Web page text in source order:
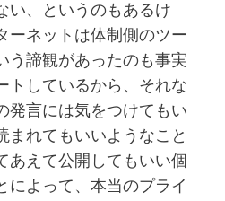
い、というのもあるけ
ーネットは体制側のツー
う諦観があったのも事実
トしているから、それな
発言には気をつけてもい
まれてもいいようなこと
あえて公開してもいい個
によって、本当のプライ